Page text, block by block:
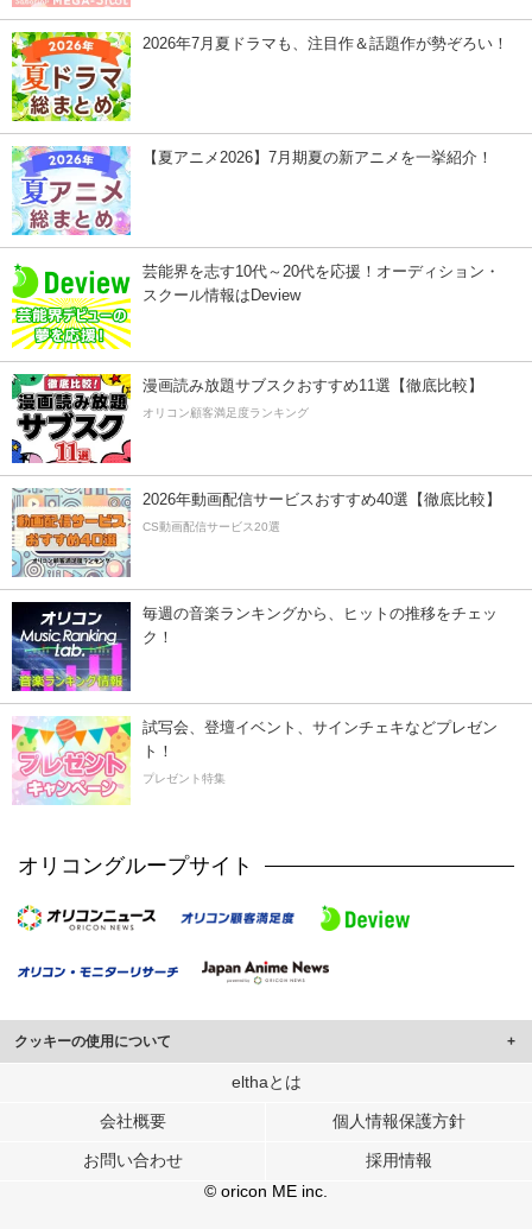
2026年7月夏ドラマも、注目作＆話題作が勢ぞろい！
【夏アニメ2026】7月期夏の新アニメを一挙紹介！
芸能界を志す10代～20代を応援！オーディション・
スクール情報はDeview
漫画読み放題サブスクおすすめ11選【徹底比較】
オリコン顧客満足度ランキング
2026年動画配信サービスおすすめ40選【徹底比較】
CS動画配信サービス20選
毎週の音楽ランキングから、ヒットの推移をチェッ
ク！
試写会、登壇イベント、サインチェキなどプレゼン
ト！
プレゼント特集
オリコングループサイト
クッキーの使用について
このサイトでは Cookie を使用して、ユーザーに合わせたコンテンツや広告の
行っています。
メディアや広告配信、データ解析の各パートナーに提供しています。
ユーザーが各パートナーのサービスを使用したときに収集した他の情報を組み
elthaとは
会社概要 個人情報保護方針
お問い合わせ
採用情報
© oricon ME inc.